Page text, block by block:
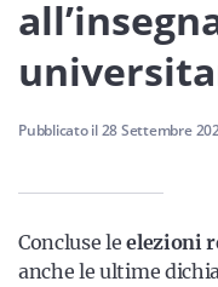
Servizi
Resta sempre
Pubblicato il28 Settembre
Concluse le elezioni
anche le ultime